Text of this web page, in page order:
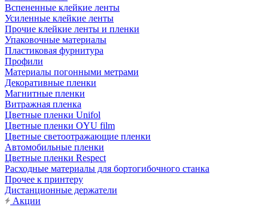
Вспененные клейкие ленты
Усиленные клейкие ленты
Прочие клейкие ленты и пленки
Упаковочные материалы
Пластиковая фурнитура
Профили
Материалы погонными метрами
Декоративные пленки
Магнитные пленки
Витражная пленка
Цветные пленки Unifol
Цветные пленки OYU film
Цветные светоотражающие пленки
Автомобильные пленки
Цветные пленки Respect
Расходные материалы для бортогибочного станка
Прочее к принтеру
Дистанционные держатели
Акции